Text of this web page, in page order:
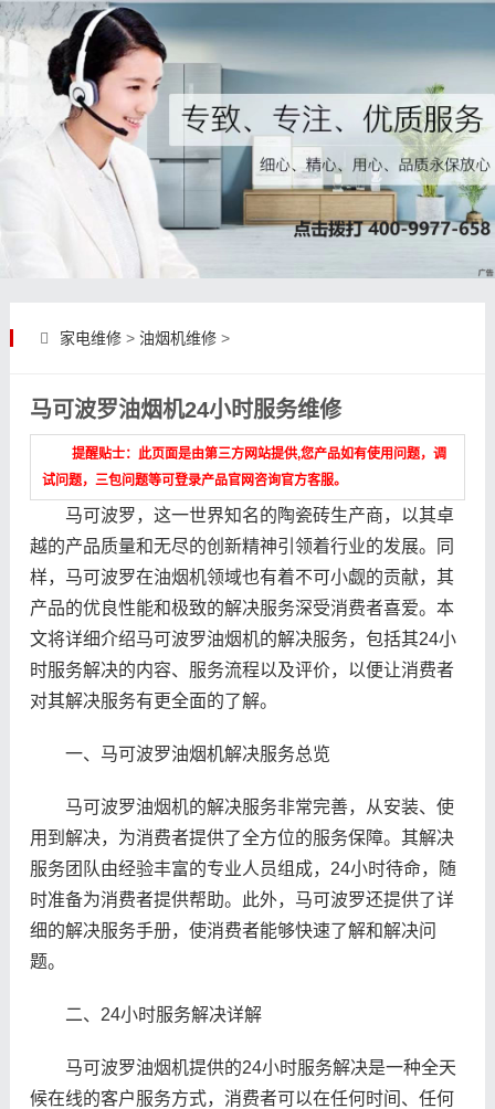
家电维修> 油烟机维修>
马可波罗油烟机24小时服务维修
提醒贴士：此页面是由第三方网站提供,您产品如有使用问题，调
试问题，三包问题等可登录产品官网咨询官方客服。
马可波罗，这一世界知名的陶瓷砖生产商，以其卓
越的产品质量和无尽的创新精神引领着行业的发展。同
样，马可波罗在油烟机领域也有着不可小觑的贡献，其
产品的优良性能和极致的解决服务深受消费者喜爱。本
文将详细介绍马可波罗油烟机的解决服务，包括其24小
时服务解决的内容、服务流程以及评价，以便让消费者
对其解决服务有更全面的了解。
一、马可波罗油烟机解决服务总览
马可波罗油烟机的解决服务非常完善，从安装、使
用到解决，为消费者提供了全方位的服务保障。其解决
服务团队由经验丰富的专业人员组成，24小时待命，随
时准备为消费者提供帮助。此外，马可波罗还提供了详
细的解决服务手册，使消费者能够快速了解和解决问
题。
二、24小时服务解决详解
马可波罗油烟机提供的24小时服务解决是一种全天
候在线的客户服务方式，消费者可以在任何时间、任何